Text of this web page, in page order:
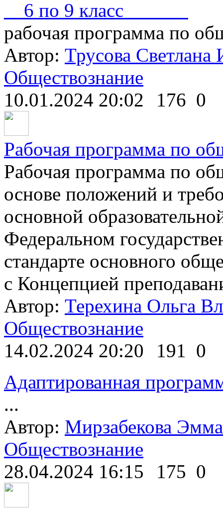
__6 по 9 класс ______
рабочая программа по
Автор: Трусова Светлана
Обществознание
10.01.2024 20:02
176 0
Рабочая программа по
Рабочая программа по
основе положений и
основной
Федеральном
стандарте основного
с Концепцией
Автор: Терехина Ольга
Обществознание
14.02.2024 20:20
191 0
Адаптированная
...
Автор: Мирзабекова
Обществознание
28.04.2024 16:15
175 0